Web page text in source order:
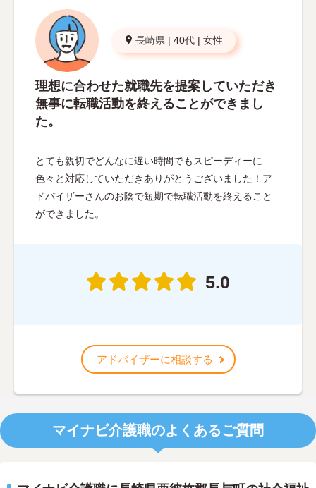
長崎県 | 40代 | 女性
理想に合わせた就職先を提案していただき
無事に転職活動を終えることができまし
た。
とても親切でどんなに遅い時間でもスピーディーに
色々と対応していただきありがとうございました！ア
ドバイザーさんのお陰で短期で転職活動を終えること
ができました。
5.0
アドバイザーに相談する
マイナビ介護職のよくあるご質問